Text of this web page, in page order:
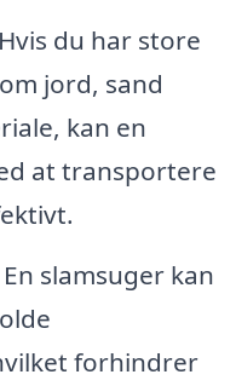
Hvis du har store
jord, sand
kan en
at transportere
En slamsuger kan
forhindrer